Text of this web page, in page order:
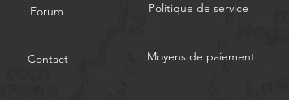
Forum
Contact
Politique de service
Moyens de paiement